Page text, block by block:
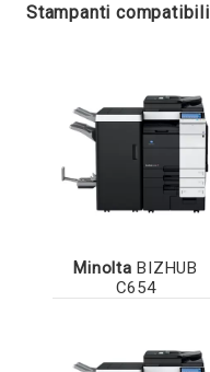
Stampanti compatibili
Minolta BIZHUB
C654